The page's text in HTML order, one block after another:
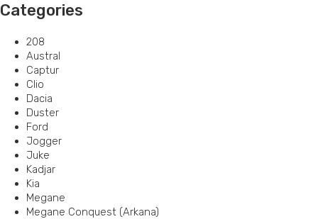
Categories
208
Austral
Captur
Clio
Dacia
Duster
Ford
Jogger
Juke
Kadjar
Kia
Megane
Megane Conquest (Arkana)